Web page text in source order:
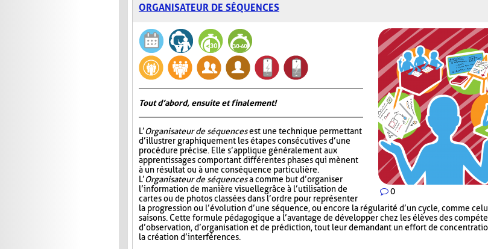
ORGANISATEUR DE SÉQUENCES
0
Tout d’abord, ensuite et finalement!
L’Organisateur de séquencesest une technique permettant
d’illustrer graphiquement les étapes consécutives d’une
procédure précise. Elle s’applique généralement aux
apprentissages comportant différentes phases qui mènent
à un résultat ou à une conséquence particulière.
L’Organisateur de séquencesa comme but d’organiser
l’information de manière visuellegrâce à l’utilisation de
cartes ou de photos classées dans l’ordre pour représenter
la progression ou l’évolution d’une séquence, ou encore la régularité d’un cycle, comme
saisons. Cette formule pédagogique a l’avantage de développer chez les élèves des
d’observation, d’organisation et de prédiction, tout leur demandant un effort de
la création d’interférences.